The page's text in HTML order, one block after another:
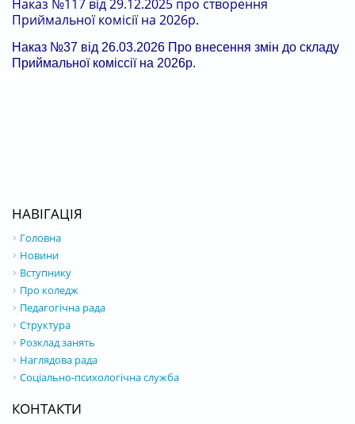
Наказ №117 від 29.12.2025 про створення
Приймальної комісії на 2026р.
Наказ №37 від 26.03.2026 Про внесення змін до складу
Приймальної коміссії на 2026р.
НАВІГАЦІЯ
Головна
Новини
Вступнику
Про коледж
Педагогічна рада
Структура
Розклад занять
Наглядова рада
Соціально-психологічна служба
КОНТАКТИ